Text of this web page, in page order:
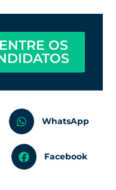
OS
WhatsApp
Facebook